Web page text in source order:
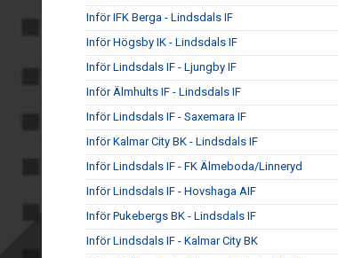
Inför IFK Berga - Lindsdals IF
Inför Högsby IK - Lindsdals IF
Inför Lindsdals IF - Ljungby IF
Inför Älmhults IF - Lindsdals IF
Inför Lindsdals IF - Saxemara IF
Inför Kalmar City BK - Lindsdals IF
Inför Lindsdals IF - FK Älmeboda/Linneryd
Inför Lindsdals IF - Hovshaga AIF
Inför Pukebergs BK - Lindsdals IF
Inför Lindsdals IF - Kalmar City BK